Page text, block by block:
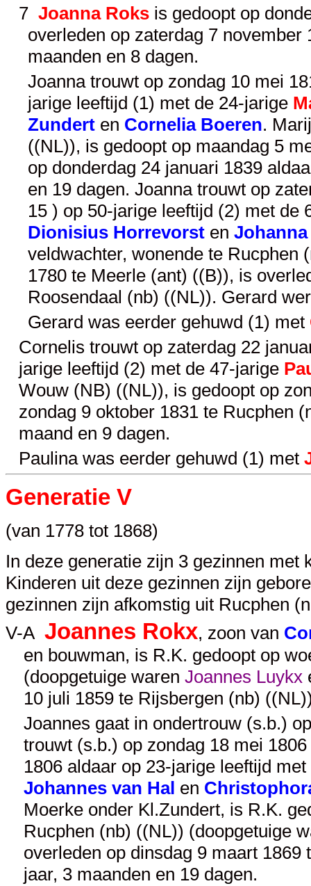
7 Joanna Roks is gedoopt op
overleden op zaterdag 7
maanden en 8 dagen.
Joanna trouwt op zondag 10 mei
jarige leeftijd (1) met de 24-jarige
Zundert en Cornelia Boeren.
((NL)), is gedoopt op maandag 5
op donderdag 24 januari 1839
en 19 dagen. Joanna trouwt op
15 ) op 50-jarige leeftijd (2) met de
Dionisius Horrevorst en
veldwachter, wonende te Rucphen
1780 te Meerle (ant) ((B)), is
Roosendaal (nb) ((NL)). Gerard
Gerard was eerder gehuwd (1) met
Cornelis trouwt op zaterdag 22
jarige leeftijd (2) met de 47-jarige
Wouw (NB) ((NL)), is gedoopt op
zondag 9 oktober 1831 te Rucphen
maand en 9 dagen.
Paulina was eerder gehuwd (1) met
Generatie V
(van 1778 tot 1868)
In deze generatie zijn 3 gezinnen met
Kinderen uit deze gezinnen zijn
gezinnen zijn afkomstig uit Rucphen
V-A Joannes Rokx, zoon van
en bouwman, is R.K. gedoopt op
(doopgetuige waren Joannes Luykx
10 juli 1859 te Rijsbergen (nb)
Joannes gaat in ondertrouw (s.b.)
trouwt (s.b.) op zondag 18 mei
1806 aldaar op 23-jarige leeftijd
Johannes van Hal en
Moerke onder Kl.Zundert, is R.K.
Rucphen (nb) ((NL)) (doopgetuige
overleden op dinsdag 9 maart
jaar, 3 maanden en 19 dagen.